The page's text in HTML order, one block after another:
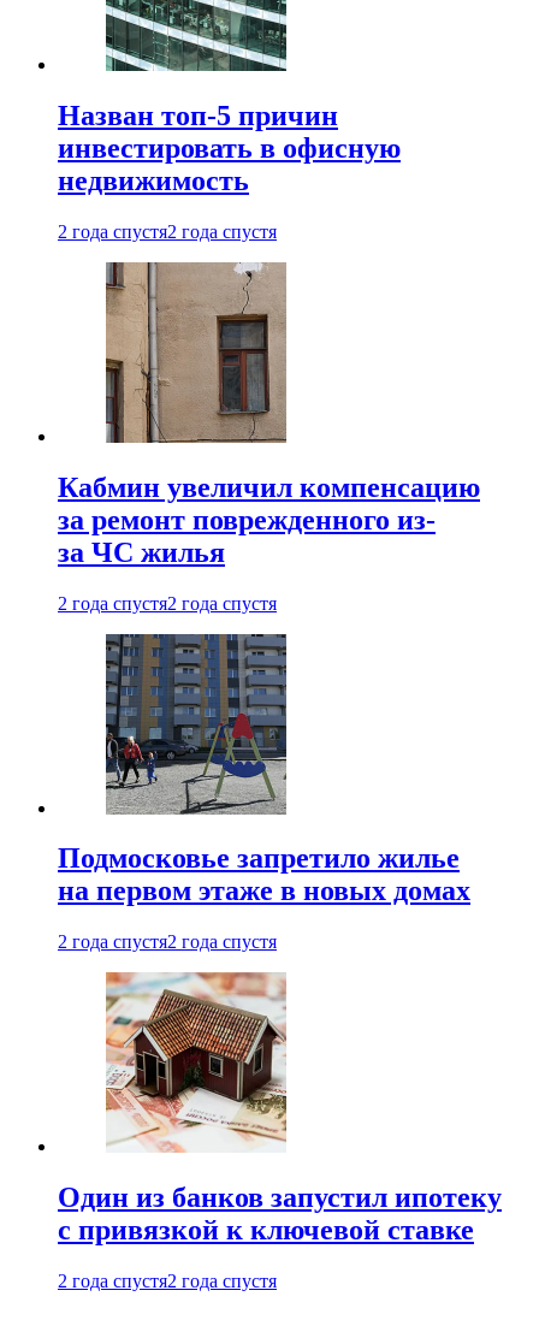
Назван топ-5 причин
инвестировать в офисную
недвижимость
2 года спустя2 года спустя
Кабмин увеличил компенсацию
за ремонт поврежденного из-
за ЧС жилья
2 года спустя2 года спустя
Подмосковье запретило жилье
на первом этаже в новых домах
2 года спустя2 года спустя
Один из банков запустил ипотеку
с привязкой к ключевой ставке
2 года спустя2 года спустя